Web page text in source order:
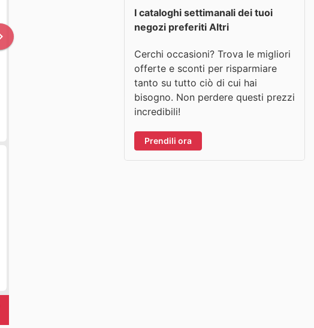
I cataloghi settimanali dei tuoi
negozi preferiti Altri
Cerchi occasioni? Trova le migliori
offerte e sconti per risparmiare
tanto su tutto ciò di cui hai
bisogno. Non perdere questi prezzi
incredibili!
Prendili ora